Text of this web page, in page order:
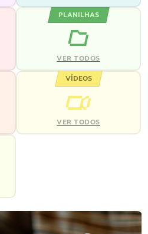
PLANILHAS
VER TODOS
VÍDEOS
VER TODOS